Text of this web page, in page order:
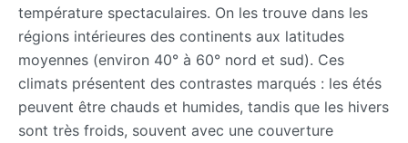
température spectaculaires. On les trouve dans les
régions intérieures des continents aux latitudes
moyennes (environ 40° à 60° nord et sud). Ces
climats présentent des contrastes marqués : les étés
peuvent être chauds et humides, tandis que les hivers
sont très froids, souvent avec une couverture